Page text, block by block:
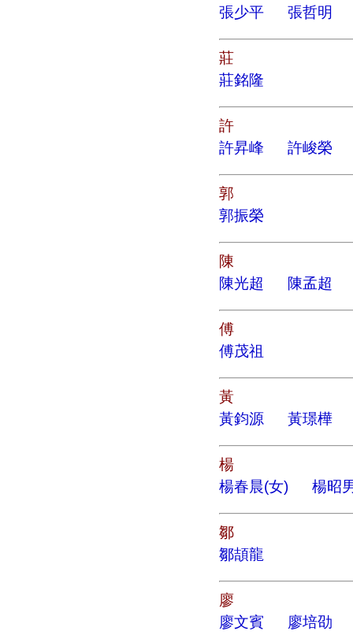
張少平
張哲明
莊
莊銘隆
許
許昇峰
許峻榮
郭
郭振榮
陳
陳光超
陳孟超
傅
傅茂祖
黃
黃鈞源
黃璟樺
楊
楊春晨(女)
楊昭
鄒
鄒頡龍
廖
廖文賓
廖培劭